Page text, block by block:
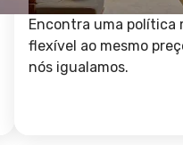
Encontra uma política
flexível ao mesmo
nós igualamos.